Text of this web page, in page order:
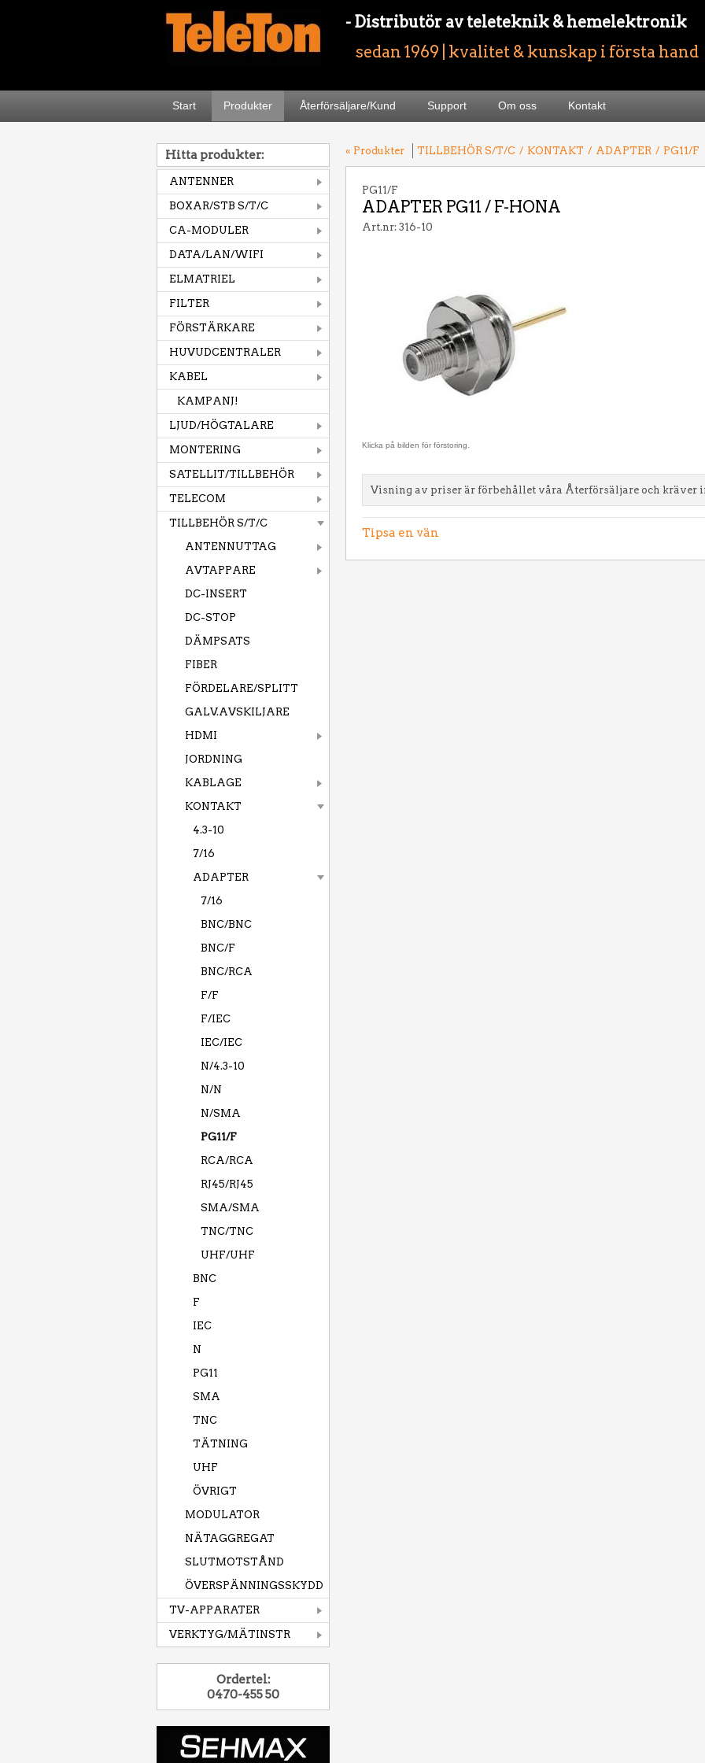
- Distributör av teleteknik & hemelektronik
sedan 1969 | kvalitet & kunskap i första hand
Start Produkter Återförsäljare/Kund Support Om oss Kontakt
Hitta produkter:
ANTENNER
BOXAR/STB S/T/C
CA-MODULER
DATA/LAN/WIFI
ELMATRIEL
FILTER
FÖRSTÄRKARE
HUVUDCENTRALER
KABEL
KAMPANJ!
LJUD/HÖGTALARE
MONTERING
SATELLIT/TILLBEHÖR
TELECOM
TILLBEHÖR S/T/C
ANTENNUTTAG
AVTAPPARE
DC-INSERT
DC-STOP
DÄMPSATS
FIBER
FÖRDELARE/SPLITT
GALV.AVSKILJARE
HDMI
JORDNING
KABLAGE
KONTAKT
4.3-10
7/16
ADAPTER
7/16
BNC/BNC
BNC/F
BNC/RCA
F/F
F/IEC
IEC/IEC
N/4.3-10
N/N
N/SMA
PG11/F
RCA/RCA
RJ45/RJ45
SMA/SMA
TNC/TNC
UHF/UHF
BNC
F
IEC
N
PG11
SMA
TNC
TÄTNING
UHF
ÖVRIGT
MODULATOR
NÄTAGGREGAT
SLUTMOTSTÅND
ÖVERSPÄNNINGSSKYDD
TV-APPARATER
VERKTYG/MÄTINSTR
Ordertel:
0470-455 50
« Produkter TILLBEHÖR S/T/C / KONTAKT / ADAPTER / PG11/F
PG11/F
ADAPTER PG11 / F-HONA
Art.nr: 316-10
Klicka på bilden för förstoring.
Visning av priser är förbehållet våra Återförsäljare och kräver
Tipsa en vän